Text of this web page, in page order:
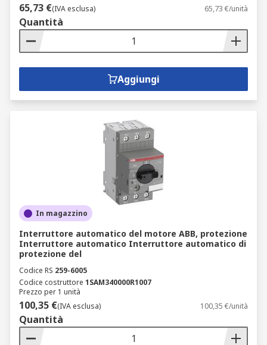
65,73 €(IVA esclusa) 65,73 €/unità
Quantità
Aggiungi
In magazzino
Interruttore automatico del motore ABB, protezione
Interruttore automatico Interruttore automatico di
protezione del
Codice RS 259-6005
Codice costruttore 1SAM340000R1007
Prezzo per 1 unità
100,35 €(IVA esclusa) 100,35 €/unità
Quantità